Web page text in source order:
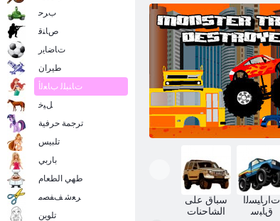
سباق على
الشاحنات
ﺕﺍﺭﺎﻴﺴﻟﺍ
ﻕﺎﺒﺳ
ﺏﺮﺣ
ﺹﺎﻨﻗ
ﺕﺎﺿﺎﻳﺭ
طيران
ﺕﺎﻨﺒﻠﻟ ﺏﺎﻌﻟﺃ
ﻞﻴﺧ
ترجمة حرفية
تلبيس
باربي
طهي الطعام
ﺮﻌﺷ ﻒﻔﺼﻣ
تلوين